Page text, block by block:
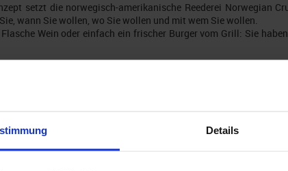
Details
setzt die norwegisch-amerikanische Reederei Norwegian
wann Sie wollen, wo Sie wollen und mit wem Sie wollen.
Wein oder einfach ein frischer Burger vom Grill: Sie
Norwegian Cruise Line mit Ihrer Familie reisen und eine
einer Balkonkabine genießen möchten oder sogar Ihre Tage
Anlass das richtige Zimmer!
ihr Premium-All-Inclusive-Produkt. Inkludiert haben Sie
Vielfalt, spektakulärem Entertainment und Spaß für Groß
eine reichhaltige Auswahl an alkoholischen und nicht-